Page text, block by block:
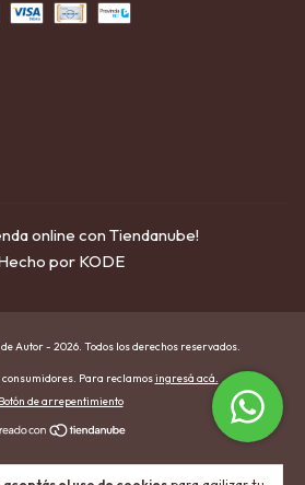
online con Tiendanube!
por KODE
Autor - 2026. Todos los derechos reservados.
consumidores. Para reclamosingresá acá.
Botón de arrepentimiento